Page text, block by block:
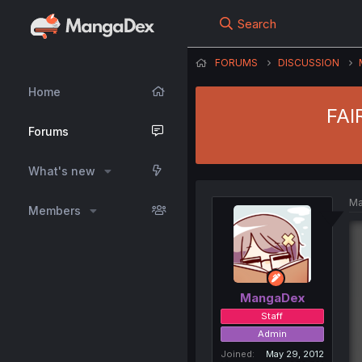
Home
Forums
What's new
Members
Search
FORUMS DISCUSSION
MangaDex
Staff
Admin
Joined
May 29, 2012